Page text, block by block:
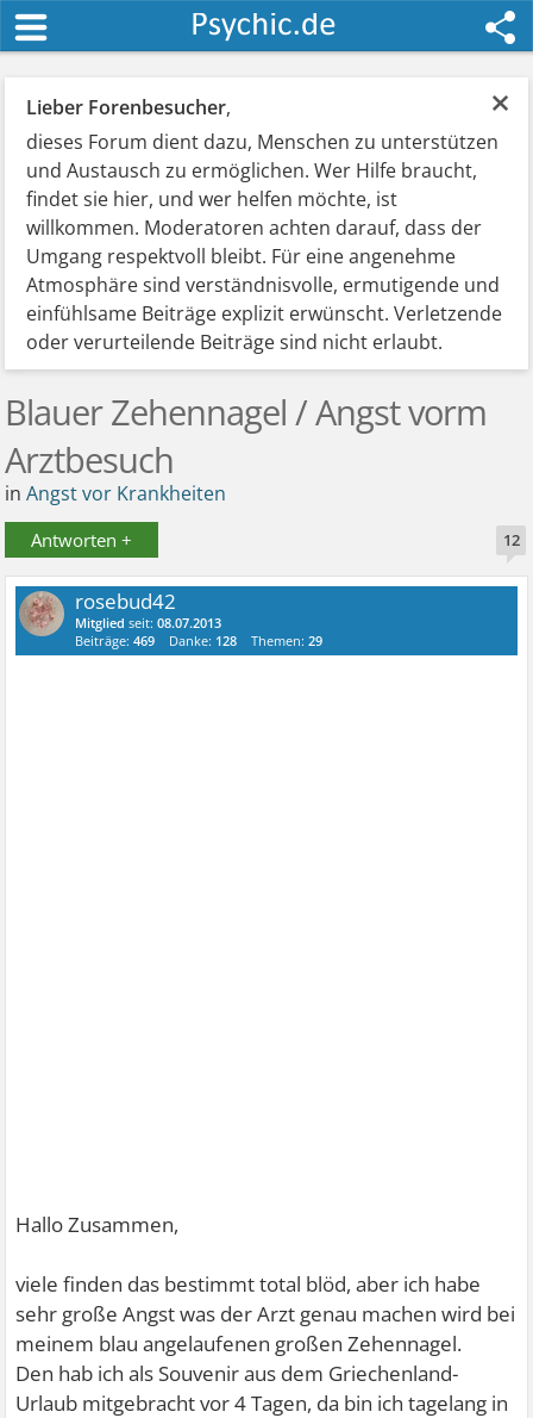
×
Lieber Forenbesucher,
dieses Forum dient dazu, Menschen zu unterstützen
und Austausch zu ermöglichen. Wer Hilfe braucht,
findet sie hier, und wer helfen möchte, ist
willkommen. Moderatoren achten darauf, dass der
Umgang respektvoll bleibt. Für eine angenehme
Atmosphäre sind verständnisvolle, ermutigende und
einfühlsame Beiträge explizit erwünscht. Verletzende
oder verurteilende Beiträge sind nicht erlaubt.
Blauer Zehennagel / Angst vorm
Arztbesuch
inAngst vor Krankheiten
Antworten + 12
rosebud42
Mitglied seit:08.07.2013
Beiträge:469 Danke: 128 Themen:29
Hallo Zusammen,
viele finden das bestimmt total blöd, aber ich habe
sehr große Angst was der Arzt genau machen wird bei
meinem blau angelaufenen großen Zehennagel.
Den hab ich als Souvenir aus dem Griechenland-
Urlaub mitgebracht vor 4 Tagen, da bin ich tagelang in